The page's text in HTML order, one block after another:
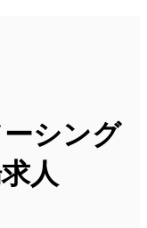
シング
人